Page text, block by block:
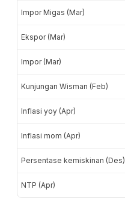
Impor Migas (Mar)
Ekspor (Mar)
Impor (Mar)
Kunjungan Wisman (Feb)
Inflasi yoy (Apr)
Inflasi mom (Apr)
Persentase kemiskinan (Des)
NTP (Apr)